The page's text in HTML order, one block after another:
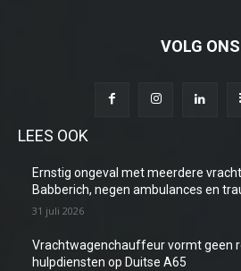
VOLG ONS
LEES OOK
Ernstig ongeval met meerdere
Babberich, negen ambulances en
31 juli 2026
Vrachtwagenchauffeur vormt geen
hulpdiensten op Duitse A65